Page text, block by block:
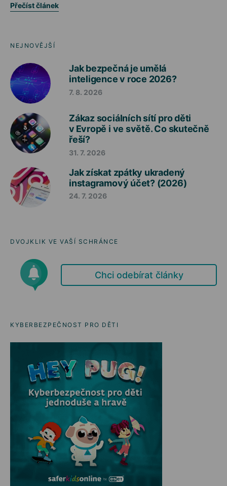
Přečíst článek
NEJNOVĚJŠÍ
Jak bezpečná je umělá
inteligence v roce 2026?
7. 8. 2026
Zákaz sociálních sítí pro děti
v Evropě i ve světě. Co skutečně
řeší?
31. 7. 2026
Jak získat zpátky ukradený
instagramový účet? (2026)
24. 7. 2026
DVOJKLIK VE VAŠÍ SCHRÁNCE
Chci odebírat články
KYBERBEZPEČNOST PRO DĚTI